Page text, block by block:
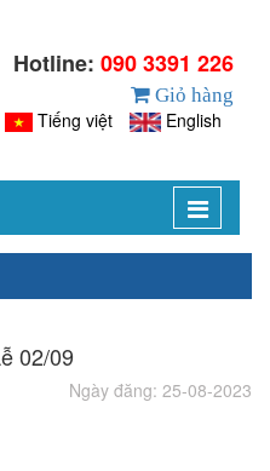
Hotline: 090 3391 226
Giỏ hàng
Tiếng việt English
Toggle
02/09
Ngày đăng: 25-08-2023